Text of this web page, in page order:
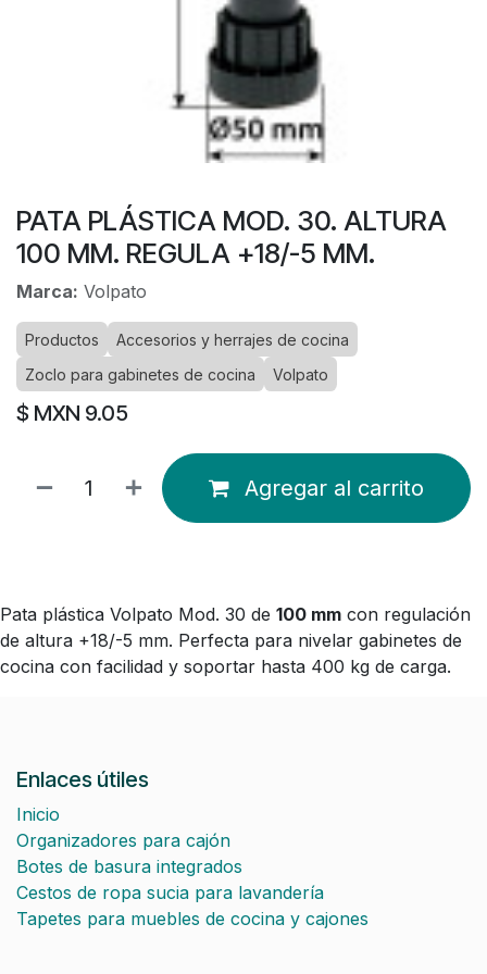
PATA PLÁSTICA MOD. 30. ALTURA
100 MM. REGULA +18/-5 MM.
Marca: Volpato
Productos
Accesorios y herrajes de cocina
Zoclo para gabinetes de cocina
Volpato
$ MXN 9.05
Agregar al carrito
Pata plástica Volpato Mod. 30 de 100 mm con regulación
de altura +18/-5 mm. Perfecta para nivelar gabinetes de
cocina con facilidad y soportar hasta 400 kg de carga.
Enlaces útiles
Inicio
Organizadores para cajón
Botes de basura integrados
Cestos de ropa sucia para lavandería
Tapetes para muebles de cocina y cajones